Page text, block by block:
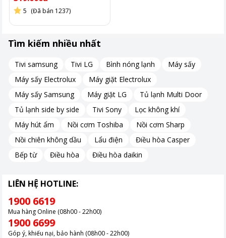
5 (Đã bán 1237)
Tìm kiếm nhiều nhất
Tivi samsung Tivi LG Bình nóng lạnh
Máy sấy
Máy sấy Electrolux
Máy giặt Electrolux
Máy sấy Samsung
Máy giặt LG
Tủ lạnh Multi Door
Tủ lạnh side by side
Tivi Sony
Lọc không khí
Máy hút ẩm
Nồi cơm Toshiba
Nồi cơm Sharp
Nồi chiên không dầu
Lẩu điện
Điều hòa Casper
Bếp từ
Điều hòa Điều hòa daikin
LIÊN HỆ HOTLINE:
1900 6619
Mua hàng Online (08h00 - 22h00)
1900 6699
Góp ý, khiếu nại, bảo hành (08h00 - 22h00)